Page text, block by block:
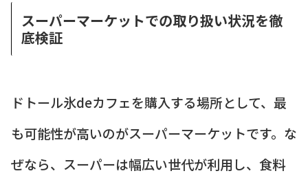
スーパーマーケットでの取り扱い状況を徹
底検証
ドトール氷deカフェを購入する場所として、最
も可能性が高いのがスーパーマーケットです。な
ぜなら、スーパーは幅広い世代が利用し、食料